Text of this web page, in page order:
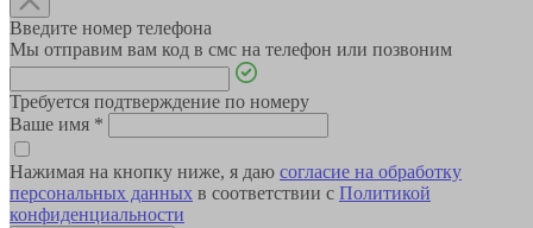
Введите номер телефона
Мы отправим вам код в смс на телефон или позвоним
Требуется подтверждение по номеру
Ваше имя *
Нажимая на кнопку ниже, я даю согласие на обработку
персональных данных в соответствии с Политикой
конфиденциальности